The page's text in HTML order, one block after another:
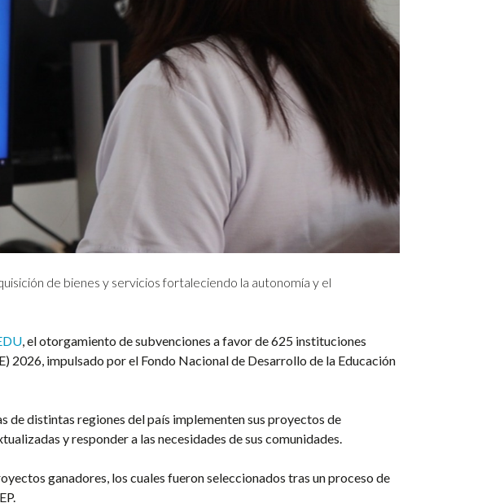
de bienes y servicios fortaleciendo la autonomía y el
, el otorgamiento de subvenciones a favor de 625 instituciones
2026, impulsado por el Fondo Nacional de Desarrollo de la Educación
de distintas regiones del país implementen sus proyectos de
y responder a las necesidades de sus comunidades.
ganadores, los cuales fueron seleccionados tras un proceso de